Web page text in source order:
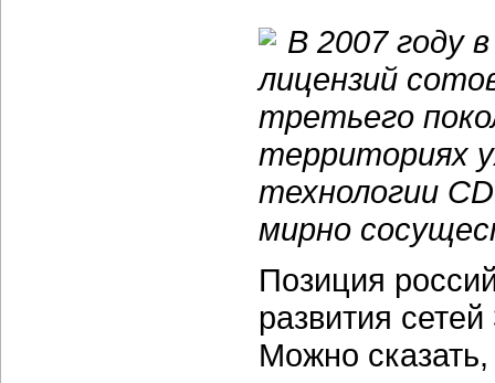
В 2007 году
лицензий
третьего
территориях
технологии
мирно
Позиция
развития
Можно